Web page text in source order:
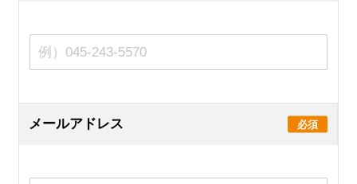
メールアドレス 必須